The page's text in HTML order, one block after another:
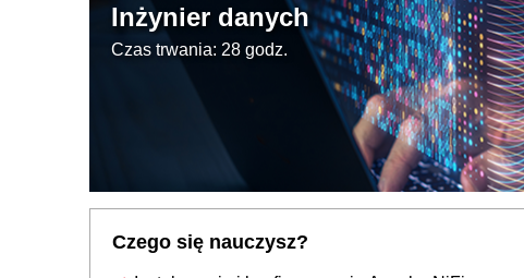
Inżynier danych
Czas trwania: 28 godz.
Czego się nauczysz?